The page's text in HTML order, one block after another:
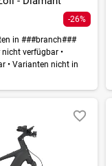
-26%
in ###branch###
verfügbar •
•Varianten nicht in